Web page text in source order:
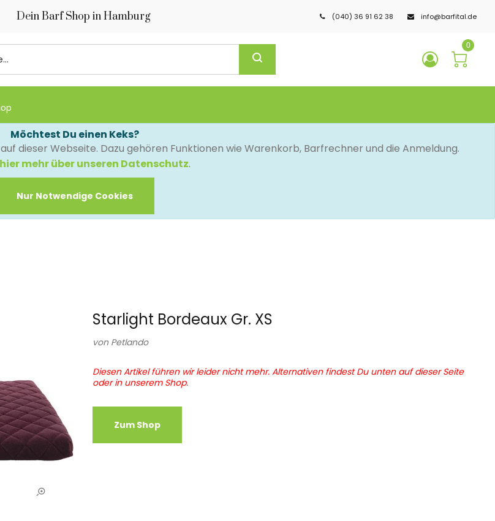
Dein Barf Shop in Hamburg (040) 36 91 62 38 info@barfital.de
0
Möchtest Du einen Keks?
dieser Webseite. Dazu gehören Funktionen wie Warenkorb, Barfrechner und die Anmeldung.
mehr über unseren Datenschutz.
Nur Notwendige Cookies
Starlight Bordeaux Gr. XS
von Petlando
Diesen Artikel führen wir leider nicht mehr. Alternativen findest Du unten auf dieser Seite
oder in unserem Shop.
Zum Shop